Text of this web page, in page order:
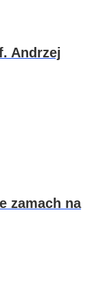
Andrzej
zamach na